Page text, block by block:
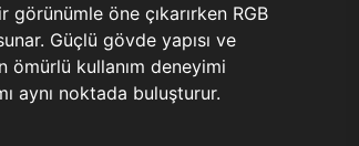
öne çıkarırken RGB
Güçlü gövde yapısı ve
ömürlü kullanım deneyimi
aynı noktada buluşturur.